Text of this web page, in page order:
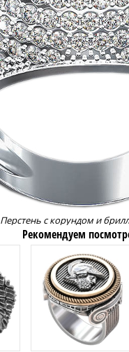
Перстень с корундом и
Рекомендуем